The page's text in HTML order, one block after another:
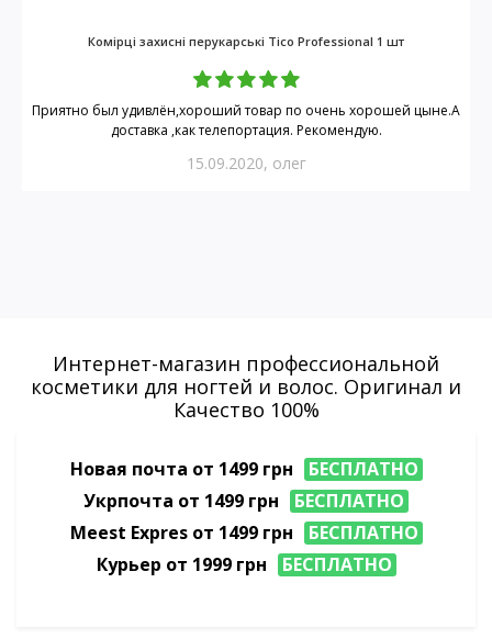
Комірці захисні перукарські Tico Professional 1 шт
Приятно был удивлён,хороший товар по очень хорошей цыне.А
доставка ,как телепортация. Рекомендую.
15.09.2020, олег
Интepнeт-мaгaзин пpoфeccиoнaльнoй
косметики для ногтей и волос. Оригинал и
Качество 100%
Новая почта от 1499 грн
БЕСПЛАТНО
Укрпочта от 1499 грн
БЕСПЛАТНО
Meest Expres от 1499 грн
БЕСПЛАТНО
Курьер от 1999 грн
БЕСПЛАТНО